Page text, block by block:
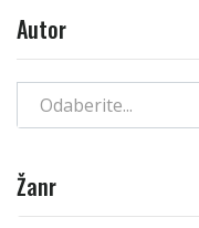
Autor
Odaberite...
Žanr